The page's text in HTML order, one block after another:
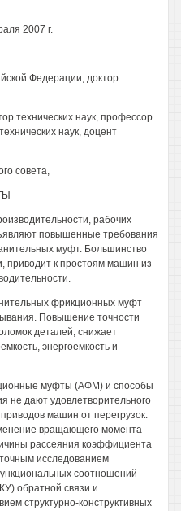
2007 г.
Федерации, доктор
технических наук, профессор
наук, доцент
совета,
рабочих
повышенные требования
муфт. Большинство
приводит к простоям машин из-
фрикционных муфт
Повышение точности
деталей, снижает
энергоемкость и
муфты (АФМ) и способы
не дают удовлетворительного
машин от перегрузок.
вращающего момента
рассеяния коэффициента
исследованием
соотношений
обратной связи и
структурно-конструктивных